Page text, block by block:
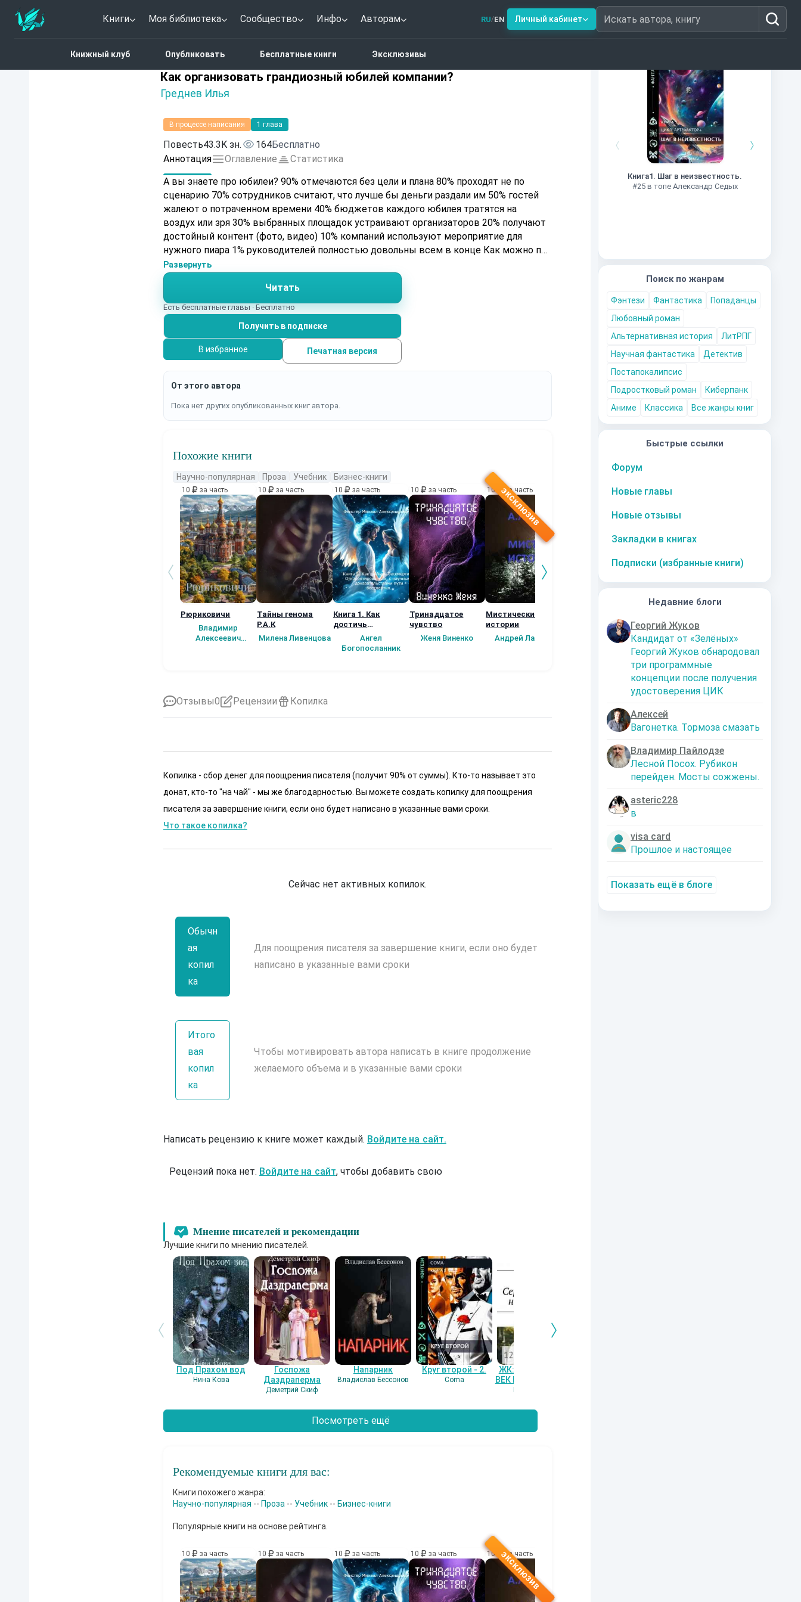
Книги Моя библиотека Сообщество Инфо Авторам RU/EN Личный кабинет Искать автора, книгу
Книжный клуб Опубликовать Бесплатные книги Эксклюзивы
Книги из топ-100
Книга1. Шаг в неизвестность.
#25 в топе Александр Седых
Поиск по жанрам
Фэнтези Фантастика
Попаданцы
Любовный роман
Альтернативная история
ЛитРПГ
Научная фантастика
Детектив
Постапокалипсис
Подростковый роман
Киберпанк
Аниме
Классика Все жанры книг
Быстрые ссылки
Форум
Новые главы
Новые отзывы
Закладки в книгах
Подписки (избранные книги)
Недавние блоги
Георгий Жуков
Кандидат от «Зелёных»
Георгий Жуков обнародовал
три программные
концепции после получения
удостоверения ЦИК
Алексей
Вагонетка. Тормоза смазать
Владимир Пайлодзе
Лесной Посох. Рубикон
перейден. Мосты сожжены.
asteric228
в
visa card
Прошлое и настоящее
Показать ещё в блоге
Как организовать грандиозный юбилей компании?
Как организовать грандиозный юбилей компании?
Греднев Илья
Нет оценок
В процессе написания 1 глава
Повесть43.3K зн. 164Бесплатно
Аннотация
Оглавление
Статистика
А вы знаете про юбилеи? 90% отмечаются без цели и плана 80% проходят не по
сценарию 70% сотрудников считают, что лучше бы деньги раздали им 50% гостей
жалеют о потраченном времени 40% бюджетов каждого юбилея тратятся на
воздух или зря 30% выбранных площадок устраивают организаторов 20% получают
достойный контент (фото, видео) 10% компаний используют мероприятие для
нужного пиара 1% руководителей полностью довольны всем в конце Как можно по
перечисленным и многим другим показателям получить свыше 90%? Ответы в
книге от специалиста обсудившего с заказчиками свыше 700 мероприятий.
Развернуть
Читать
Есть бесплатные главы · Бесплатно
Получить в подписке
В избранное Печатная версия
От этого автора
Пока нет других опубликованных книг автора.
Похожие книги
Научно-популярная Проза Учебник Бизнес-книги
10 за часть
Рюриковичи
Владимир
Алексеевич
10 за часть
Тайны генома
Р.А.К
Милена Ливенцова
10 за часть
Книга 1. Как
достичь
бессмертия?
откорректированн
Ангел
Богопосланник
10 за часть
Тринадцатое
чувство
Женя Виненко
10 за часть
Мистические
истории
Андрей Ланиус
Андрей Ланиус
10 за часть
величия с
нравственностью
Степан Данилов
Отзывы0 Рецензии Копилка
Копилка - сбор денег для поощрения писателя (получит 90% от суммы). Кто-то называет это
донат, кто-то "на чай" - мы же благодарностью. Вы можете создать копилку для поощрения
писателя за завершение книги, если оно будет написано в указанные вами сроки.
Что такое копилка?
Сейчас нет активных копилок.
Обычн
ая
копил
ка
Для поощрения писателя за завершение книги, если оно будет
написано в указанные вами сроки
Итого
вая
копил
ка
Чтобы мотивировать автора написать в книге продолжение
желаемого объема и в указанные вами сроки
Написать рецензию к книге может каждый. Войдите на сайт.
Рецензий пока нет. Войдите на сайт, чтобы добавить свою
Мнение писателей и рекомендации
Лучшие книги по мнению писателей.
Под Прахом вод
Нина Кова
Госпожа
Даздраперма
Деметрий Скиф
Напарник
Владислав Бессонов
Круг второй - 2.
Coma
ЖК: СЕРЕБРЯНЫЙ
ВЕК НАШЕЙ ЛЮБВИ
Посмотреть ещё
Рекомендуемые книги для вас:
Книги похожего жанра:
Научно-популярная -- Проза -- Учебник -- Бизнес-книги
Популярные книги на основе рейтинга.
10 за часть 10 за часть 10 за часть 10 за часть 10 за часть